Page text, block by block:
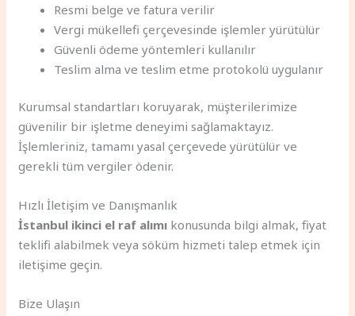
Resmi belge ve fatura verilir
Vergi mükellefi çerçevesinde işlemler yürütülür
Güvenli ödeme yöntemleri kullanılır
Teslim alma ve teslim etme protokolü uygulanır
Kurumsal standartları koruyarak, müşterilerimize
güvenilir bir işletme deneyimi sağlamaktayız.
İşlemleriniz, tamamı yasal çerçevede yürütülür ve
gerekli tüm vergiler ödenir.
Hızlı İletişim ve Danışmanlık
İstanbul ikinci el raf alımı konusunda bilgi almak, fiyat
teklifi alabilmek veya söküm hizmeti talep etmek için
iletişime geçin.
Bize Ulaşın